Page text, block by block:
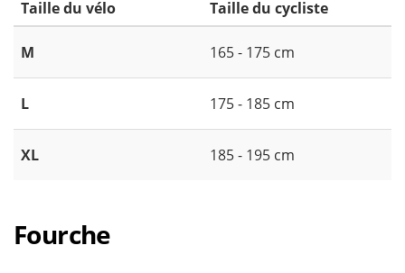
Taille du vélo Taille du cycliste
M 165 - 175 cm
L 175 - 185 cm
XL 185 - 195 cm
Fourche